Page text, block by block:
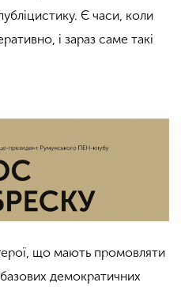
Є часи, коли
і зараз саме такі
що мають промовляти
демократичних